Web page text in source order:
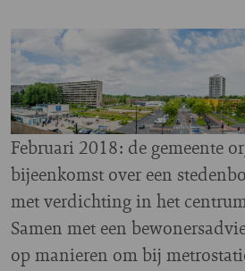
Image
Februari 2018: de gemeente
bijeenkomst over een
met verdichting in het
Samen met een
op manieren om bij